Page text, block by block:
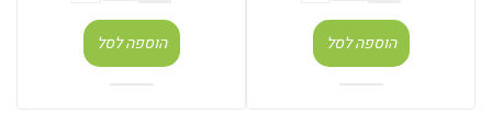
הוספה לסל הוספה לסל